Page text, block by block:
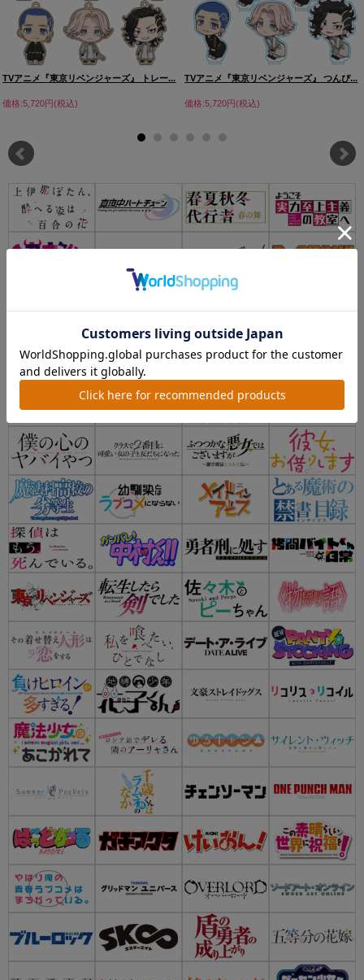
TVアニメ『東京リベンジャーズ』 トレー...
価格:5,720円(税込)
TVアニメ『東京リベンジャーズ』 つんぴ...
価格:5,720円(税込)